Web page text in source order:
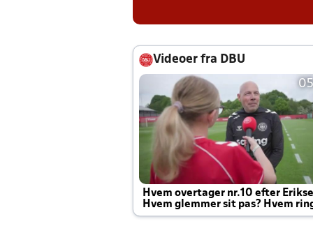
Videoer fra DBU
Hvem overtager nr.10 efter
Hvem glemmer sit pas? Hvem
Joachim altid til efter kampe?